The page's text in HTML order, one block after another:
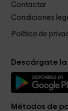
Contactar
Condiciones
Política de
Descárgate
Métodos de